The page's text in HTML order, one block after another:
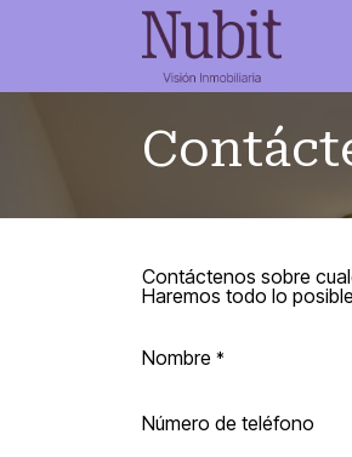
Contáctenos sobre
Haremos todo lo
Nombre *
Número de teléfono